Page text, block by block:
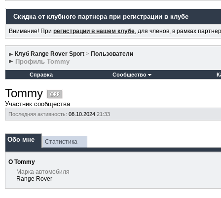
Скидка от клубного партнера при регистрации в клубе
Внимание! При регистрации в нашем клубе, для членов, в рамках
Клуб Range Rover Sport > Пользователи
Профиль Tommy
Справка Сообщество
Tommy
Участник сообщества
Последняя активность: 08.10.2024 21:33
Обо мне Статистика
О Tommy
Марка автомобиля
Range Rover